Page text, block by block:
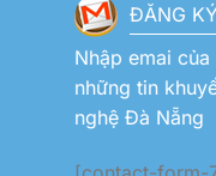
ĐĂNG
Nhập emai
những tin
nghệ Đà Nẵng